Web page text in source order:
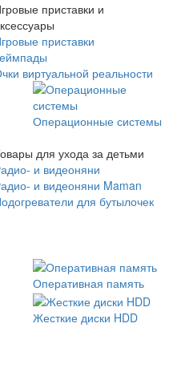
приставки и
приставки
виртуальной реальности
Операционные системы
для ухода за детьми
и видеоняни
и видеоняни Maman
для бутылочек
Оперативная память
Жесткие диски HDD